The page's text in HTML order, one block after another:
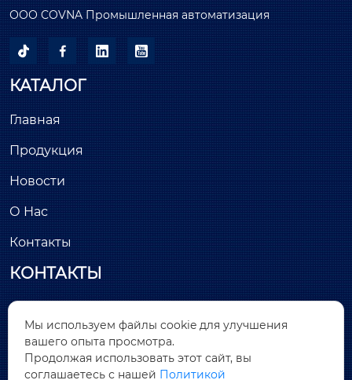
ООО COVNA Промышленная автоматизация
   
КАТАЛОГ
Главная
Продукция
Новости
О Нас
Контакты
КОНТАКТЫ
 Лунчан, улица Хантанг, № 26, Цяньтоу, район
Дунчэн, город Дунгуань, провинция Гуандун
Мы используем файлы cookie для улучшения
вашего опыта просмотра.
Продолжая использовать этот сайт, вы
соглашаетесь с нашей Политикой